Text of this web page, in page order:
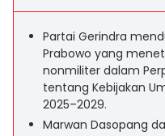
Partai Gerindra
Prabowo yang
nonmiliter dalam
tentang Kebijakan
2025–2029.
Marwan Dasopang